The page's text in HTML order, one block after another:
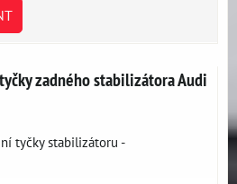
zadného stabilizátora Audi
tyčky stabilizátoru -